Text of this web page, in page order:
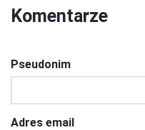
Komentarze
Pseudonim
Adres email